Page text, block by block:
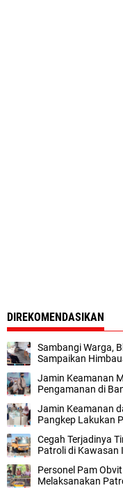
DIREKOMENDASIKAN
Sambangi Warga,
Sampaikan
Jamin Keamanan
Pengamanan di
Jamin Keamanan
Pangkep Lakukan
Cegah Terjadinya
Patroli di Kawasan
Personel Pam
Melaksanakan